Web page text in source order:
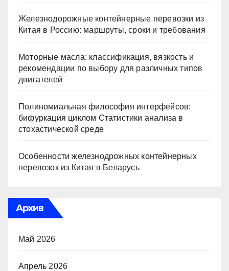
Железнодорожные контейнерные перевозки из
Китая в Россию: маршруты, сроки и требования
Моторные масла: классификация, вязкость и
рекомендации по выбору для различных типов
двигателей
Полиномиальная философия интерфейсов:
бифуркация циклом Статистики анализа в
стохастической среде
Особенности железнодрожных контейнерных
перевозок из Китая в Беларусь
Архив
Май 2026
Апрель 2026